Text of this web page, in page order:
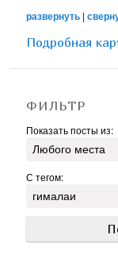
развернуть |
Подробная
ФИЛЬТР
Показать посты из:
С тегом: